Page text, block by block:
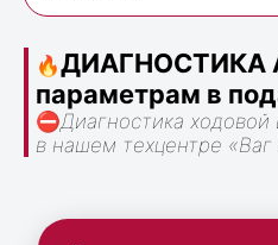
🔥ДИАГНОСТИКА
параметрам в
⛔Диагностика
в нашем техцентре «Ваг